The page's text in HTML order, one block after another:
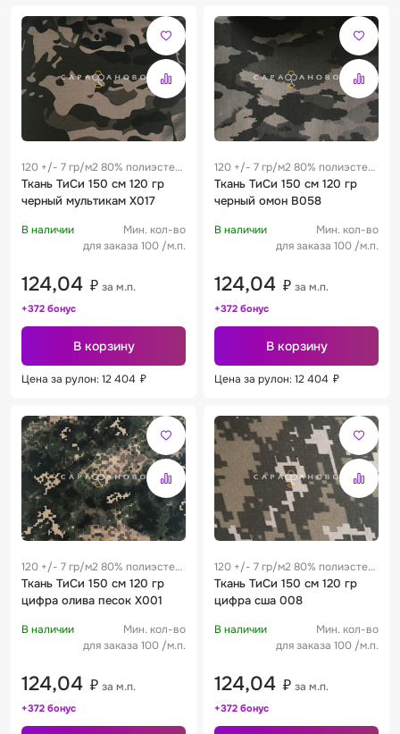
120 +/- 7 гр/м2 80% полиэстер
/ 20% хлопок 0.25 м
Ткань ТиСи 150 см 120 гр
черный мультикам Х017
В наличии
Мин. кол-во
для заказа 100 /м.п.
124,04 ₽ за м.п.
+372 бонус
В корзину
Цена за рулон: 12 404 ₽
120 +/- 7 гр/м2 80% полиэстер
/ 20% хлопок 0.25 м
Ткань ТиСи 150 см 120 гр
черный омон В058
В наличии
Мин. кол-во
для заказа 100 /м.п.
124,04 ₽ за м.п.
+372 бонус
В корзину
Цена за рулон: 12 404 ₽
120 +/- 7 гр/м2 80% полиэстер
/ 20% хлопок 0.25 м
Ткань ТиСи 150 см 120 гр
цифра олива песок Х001
В наличии
Мин. кол-во
для заказа 100 /м.п.
124,04 ₽ за м.п.
+372 бонус
120 +/- 7 гр/м2 80% полиэстер
/ 20% хлопок 0.25 м
Ткань ТиСи 150 см 120 гр
цифра сша 008
В наличии
Мин. кол-во
для заказа 100 /м.п.
124,04 ₽ за м.п.
+372 бонус